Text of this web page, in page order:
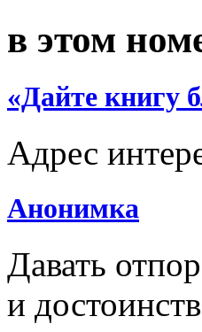
в этом
«Дайте книгу
Адрес
Анонимка
Давать
и